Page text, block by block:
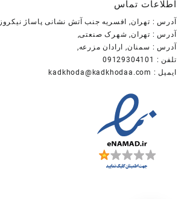
اطلاعات تماس
آدرس : تهران, افسریه جنب آتش نشانی پاساژ نیکروز
آدرس : تهران, شهرک صنعتی,
آدرس : سمنان, ارادان مزرعه,
تلفن : 09129304101
ایمیل : kadkhoda@kadkhodaa.com